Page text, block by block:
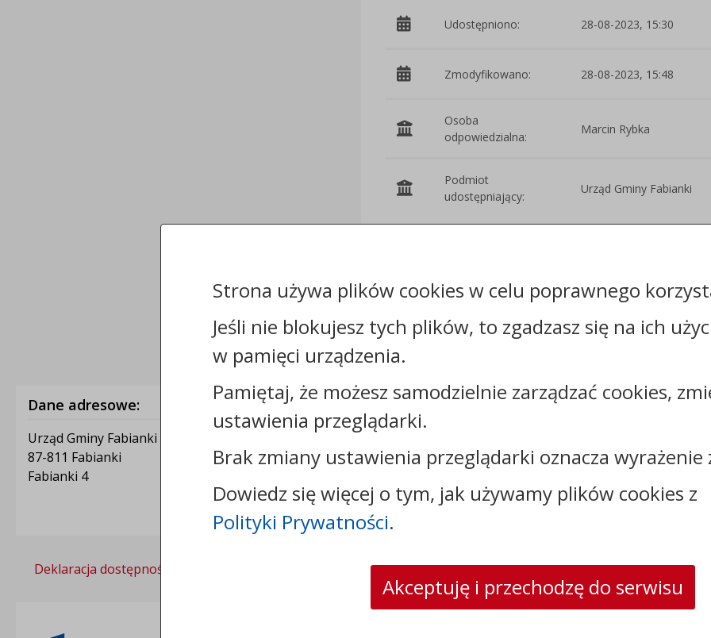
Udostępniono: 28-08-2023, 15:30
Zmodyfikowano: 28-08-2023, 15:48
Osoba
odpowiedzialna:
Marcin Rybka
Podmiot
udostępniający:
Urząd Gminy Fabianki
Rejestr zmian
Dane adresowe:
Urząd Gminy Fabianki
87-811 Fabianki
Fabianki 4
Kontakt:
tel.:
faks: +48542517229
skrytka ePUAP: /UGFabianki/SkrytkaESP
strona www:
Deklaracja dostępności
Strona używa plików cookies w celu poprawnego
Jeśli nie blokujesz tych plików, to zgadzasz się na ich
w pamięci urządzenia.
Pamiętaj, że możesz samodzielnie zarządzać cookies,
ustawienia przeglądarki.
Brak zmiany ustawienia przeglądarki oznacza wyrażenie
Dowiedz się więcej o tym, jak używamy plików cookies z
Polityki Prywatności.
Akceptuję i przechodzę do serwisu